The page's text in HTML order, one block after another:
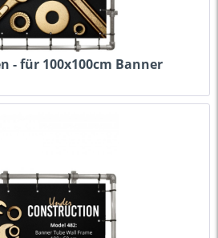
- für 100x100cm Banner